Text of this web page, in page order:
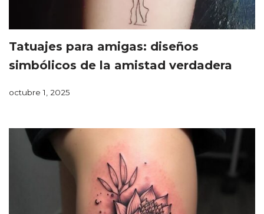
Tatuajes para amigas: diseños
simbólicos de la amistad verdadera
octubre 1, 2025